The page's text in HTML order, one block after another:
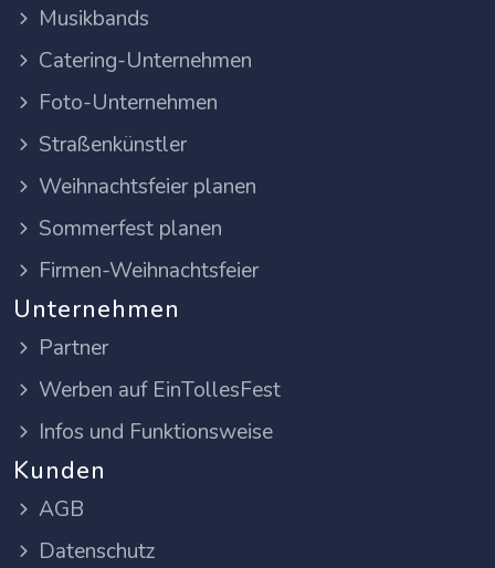
Musikbands
Catering-Unternehmen
Foto-Unternehmen
Straßenkünstler
Weihnachtsfeier planen
Sommerfest planen
Firmen-Weihnachtsfeier
Unternehmen
Partner
Werben auf EinTollesFest
Infos und Funktionsweise
Kunden
AGB
Datenschutz